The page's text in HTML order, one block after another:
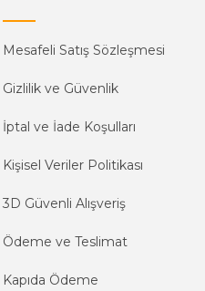
Mesafeli Satış Sözleşmesi
Gizlilik ve Güvenlik
İptal ve İade Koşulları
Kişisel Veriler Politikası
3D Güvenli Alışveriş
Ödeme ve Teslimat
Kapıda Ödeme